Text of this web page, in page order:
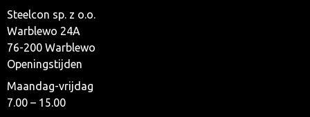
Steelcon sp. z o.o.
Warblewo 24A
76-200 Warblewo
Openingstijden
Maandag-vrijdag
7.00 – 15.00